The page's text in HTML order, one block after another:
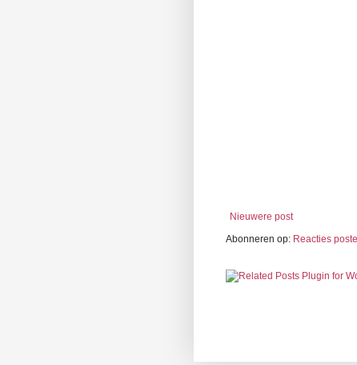
Nieuwere post
Abonneren op: Reacties